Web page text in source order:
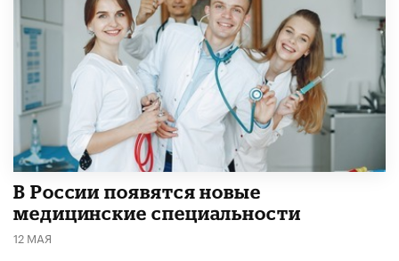
В России появятся новые
медицинские специальности
12 МАЯ